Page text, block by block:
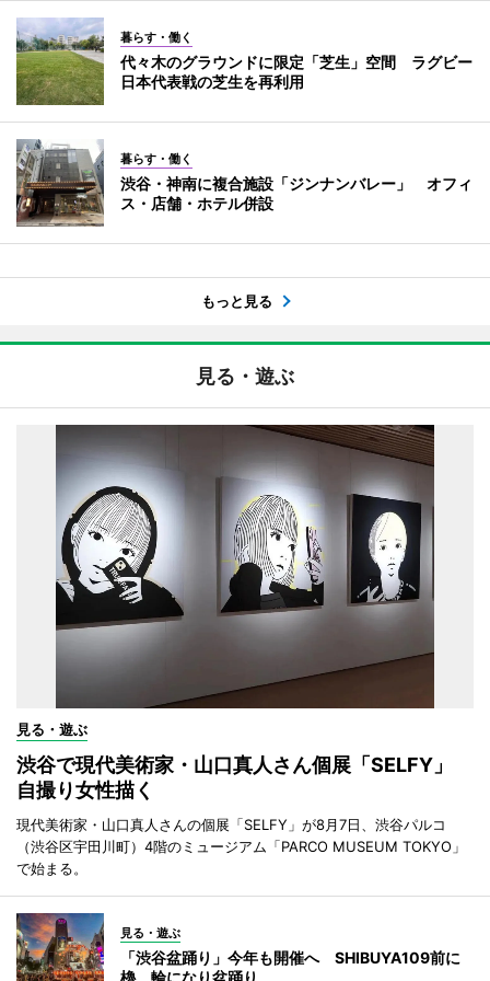
暮らす・働く
代々木のグラウンドに限定「芝生」空間 ラグビー
日本代表戦の芝生を再利用
暮らす・働く
渋谷・神南に複合施設「ジンナンバレー」 オフィ
ス・店舗・ホテル併設
もっと見る
見る・遊ぶ
見る・遊ぶ
渋谷で現代美術家・山口真人さん個展「SELFY」
自撮り女性描く
現代美術家・山口真人さんの個展「SELFY」が8月7日、渋谷パルコ
（渋谷区宇田川町）4階のミュージアム「PARCO MUSEUM TOKYO」
で始まる。
見る・遊ぶ
「渋谷盆踊り」今年も開催へ SHIBUYA109前に
櫓、輪になり盆踊り